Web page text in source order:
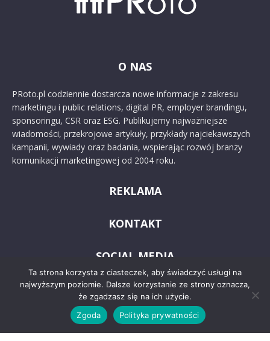
O NAS
PRoto.pl codziennie dostarcza nowe informacje z zakresu
marketingu i public relations, digital PR, employer brandingu,
sponsoringu, CSR oraz ESG. Publikujemy najważniejsze
wiadomości, przekrojowe artykuły, przykłady najciekawszych
kampanii, wywiady oraz badania, wspierając rozwój branży
komunikacji marketingowej od 2004 roku.
REKLAMA
KONTAKT
SOCIAL MEDIA
Ta strona korzysta z ciasteczek, aby świadczyć usługi na
najwyższym poziomie. Dalsze korzystanie ze strony oznacza,
że zgadzasz się na ich użycie.
Zgoda
Polityka prywatności